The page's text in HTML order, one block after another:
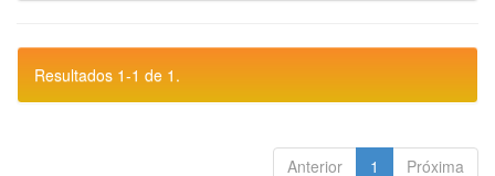
Resultados 1-1 de 1.
Anterior 1 Próxima